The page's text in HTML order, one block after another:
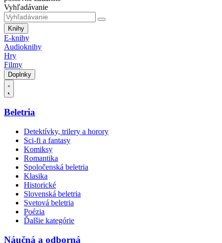
Vyhľadávanie
Knihy
E-knihy
Audioknihy
Hry
Filmy
Doplnky
Beletria
Detektívky, trilery a horory
Sci-fi a fantasy
Komiksy
Romantika
Spoločenská beletria
Klasika
Historické
Slovenská beletria
Svetová beletria
Poézia
Ďalšie kategórie
Náučná a odborná